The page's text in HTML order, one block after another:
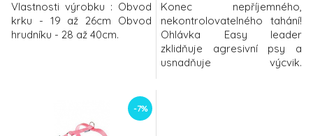
Vlastnosti výrobku : Obvod
krku - 19 až 26cm Obvod
hrudníku - 28 až 40cm.
Konec nepříjemného,
nekontrolovatelného tahání!
Ohlávka Easy leader
zklidňuje agresivní psy a
usnadňuje výcvik.
-7%